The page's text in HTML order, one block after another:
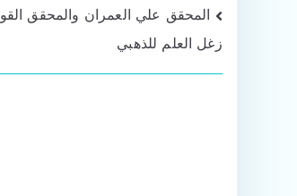
تصفّح
المقالات
المحقق علي العمران والمحقق
زغل العلم للذهبي